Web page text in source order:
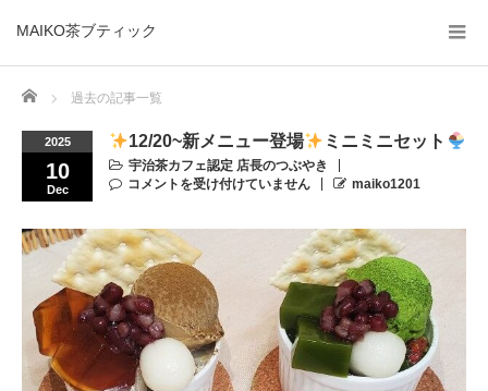
MAIKO茶ブティック
Home 過去の記事一覧
2025
10
Dec
12/20~新メニュー登場 ミニミニセット
宇治茶カフェ認定 店長のつぶやき
コメントを受け付けていません
maiko1201